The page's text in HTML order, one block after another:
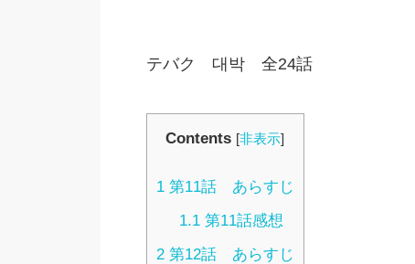
テバク 대박 全24話
Contents [非表示]
1第11話 あらすじ
1.1 第11話感想
2第12話 あらすじ